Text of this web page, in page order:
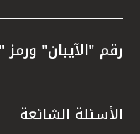
رقم "الآيبان"
الأسئلة الشائعة